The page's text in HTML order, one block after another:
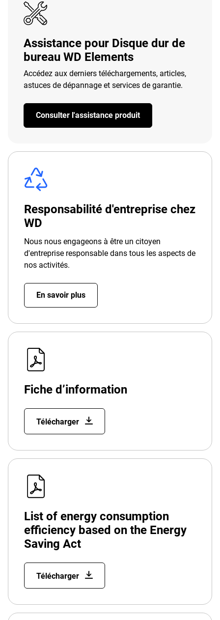
Assistance pour Disque dur de
bureau WD Elements
Accédez aux derniers téléchargements, articles,
astuces de dépannage et services de garantie.
Consulter l'assistance produit
Responsabilité d'entreprise chez
WD
Nous nous engageons à être un citoyen
d'entreprise responsable dans tous les aspects de
nos activités.
En savoir plus
Fiche d’information
Télécharger
List of energy consumption
efficiency based on the Energy
Saving Act
Télécharger